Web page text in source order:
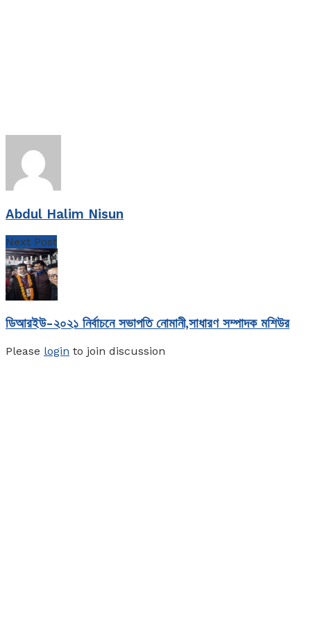
Abdul Halim Nisun
Next Post
ডিআরইউ-২০২১ নির্বাচনে সভাপতি নোমানী,সাধারণ সম্পাদক মশিউর
Please login to join discussion